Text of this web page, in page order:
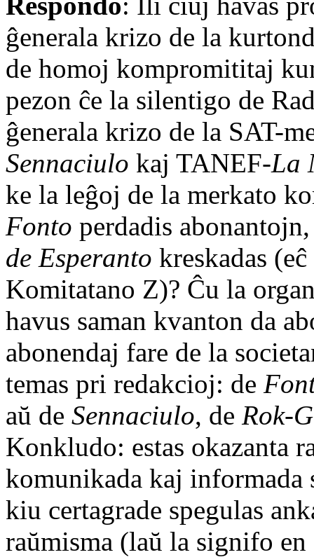
ĝenerala krizo de la
de homoj kompromititaj
pezon ĉe la silentigo de
ĝenerala krizo de la SAT-
Sennaciulo kaj TANEF-La
ke la leĝoj de la merkato
Fonto perdadis
de Esperanto kreskadas
Komitatano Z)? Ĉu la
havus saman kvanton da
abonendaj fare de la
temas pri redakcioj: de
aŭ de Sennaciulo, de Rok-
Konkludo: estas okazanta
komunikada kaj informada
kiu certagrade spegulas
raŭmisma (laŭ la signifo